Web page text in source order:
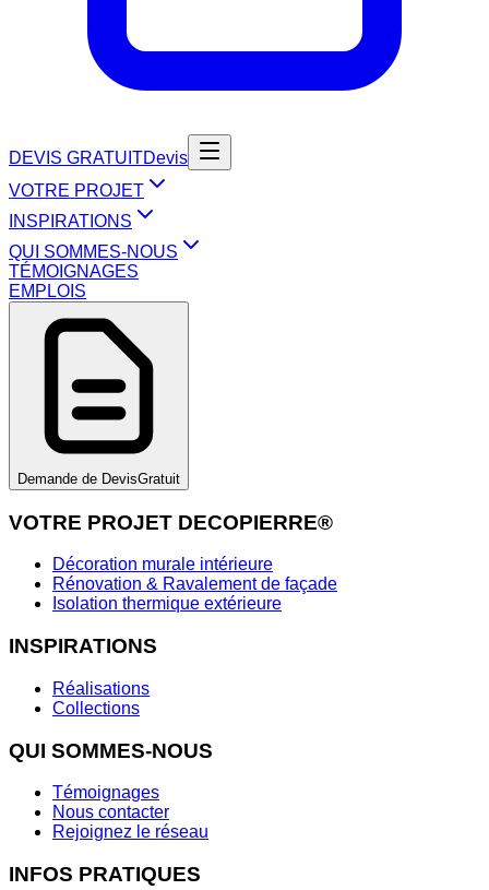
DEVIS GRATUITDevis
VOTRE PROJET
INSPIRATIONS
QUI SOMMES-NOUS
TÉMOIGNAGES
EMPLOIS
Demande de DevisGratuit
VOTRE PROJET DECOPIERRE®
Décoration murale intérieure
Rénovation & Ravalement de façade
Isolation thermique extérieure
INSPIRATIONS
Réalisations
Collections
QUI SOMMES-NOUS
Témoignages
Nous contacter
Rejoignez le réseau
INFOS PRATIQUES